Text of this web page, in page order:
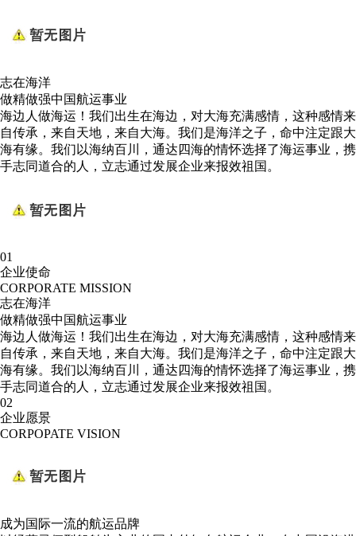
志在海洋
做精做强中国航运事业
海边人做海运！我们出生在海边，对大海充满感情，这种感情来
自传承，来自天地，来自大海。我们是海洋之子，命中注定跟大
海有缘。我们以海纳百川，通达四海的情怀选择了海运事业，携
手志同道合的人，立志通过发展企业来报效祖国。
01
企业使命
CORPORATE MISSION
志在海洋
做精做强中国航运事业
海边人做海运！我们出生在海边，对大海充满感情，这种感情来
自传承，来自天地，来自大海。我们是海洋之子，命中注定跟大
海有缘。我们以海纳百川，通达四海的情怀选择了海运事业，携
手志同道合的人，立志通过发展企业来报效祖国。
02
企业愿景
CORPOPATE VISION
成为国际一流的航运品牌